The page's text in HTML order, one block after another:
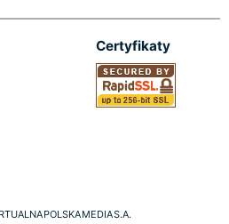
Certyfikaty
POLSKA MEDIA S.A.